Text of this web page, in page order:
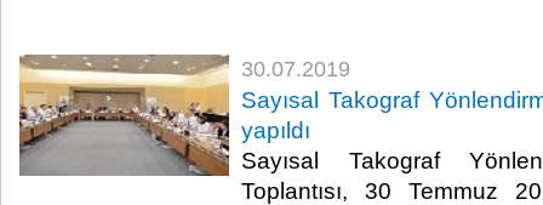
30.07.2019
Sayısal Takograf
yapıldı
Sayısal Takograf
Toplantısı, 30 Temmuz